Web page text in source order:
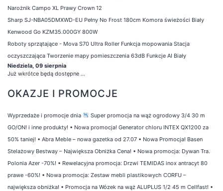
Narożnik Campo XL Prawy Crown 12
Sharp SJ-NBA05DMXWD-EU Pełny No Frost 180cm Komora świeżości Biały
Kenwood Go KZM35.000GY 800W
Roboty sprzątające - Mova S70 Ultra Roller Funkcja mopowania Stacja
oczyszczająca Tworzenie mapy pomieszczenia 63dB Funkcje AI Biały
Niedziela, 09 sierpnia
Już wkrótce będą dostępne ...
OKAZJE I PROMOCJE
Wyprzedaże i promocje dnia
Super promocja na wąż ogrodowy 3/4 30 m
GO/ON! i inne produkty! • Nowa promocja! Generator chloru INTEX QX1200 za
50% taniej! • Abra Meble – nowa gazetka od 27.07 • Nowa Promocja! Basen
Stelażowy Bestway – Największa Obniżka Cena! • Nowa promocja: Dywan Tra.
Polonia Azer -70%! • Rewelacyjna promocja: Drzwi TEMIDAS inox antracyt 80
prawe -60%! • Nowa promocja: Zestaw mebli plastikowych CORFU –
największa obniżka! • Promocja na Wózek na wąż ALUPLUS 1/2 45 m Cellfast! •